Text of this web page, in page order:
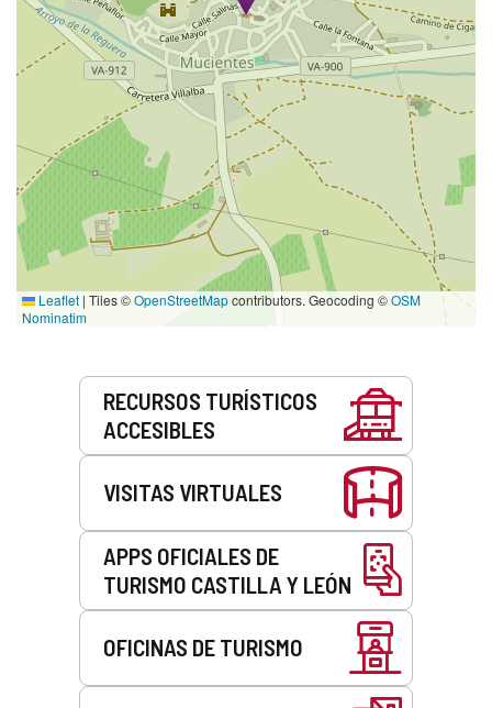
Leaflet | Tiles ©OpenStreetMapcontributors. Geocoding ©OSM
Nominatim
RECURSOS TURÍSTICOS
ACCESIBLES
VISITAS VIRTUALES
APPS OFICIALES DE
TURISMO CASTILLA Y LEÓN
OFICINAS DE TURISMO